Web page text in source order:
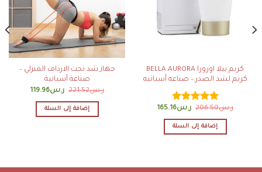
كريم بيلا اورورا BELLA AURORA
كريم لشد الصدر – صناعه أسبانيه
تم التقييم
4.79من 5
ر.س206.50 ر.س165.16
إضافة إلى السلة
جهاز شد نحت الارداف المنزلي –
صناعة أسبانية
ر.س221.52 ر.س119.96
إضافة إلى السلة